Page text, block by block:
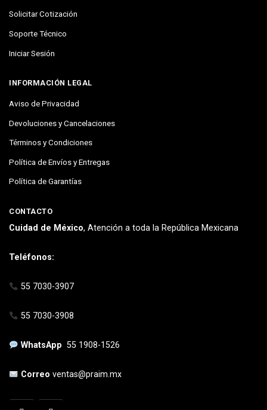
Solicitar Cotización
Soporte Técnico
Iniciar Sesión
INFORMACIÓN LEGAL
Aviso de Privacidad
Devoluciones y Cancelaciones
Términos y Condiciones
Política de Envíos y Entregas
Política de Garantías
CONTACTO
Cuidad de México, Atención a toda la República Mexicana
Teléfonos:
55 7030-3907
55 7030-3908
WhatsApp55 1908-1526
Correoventas@praim.mx